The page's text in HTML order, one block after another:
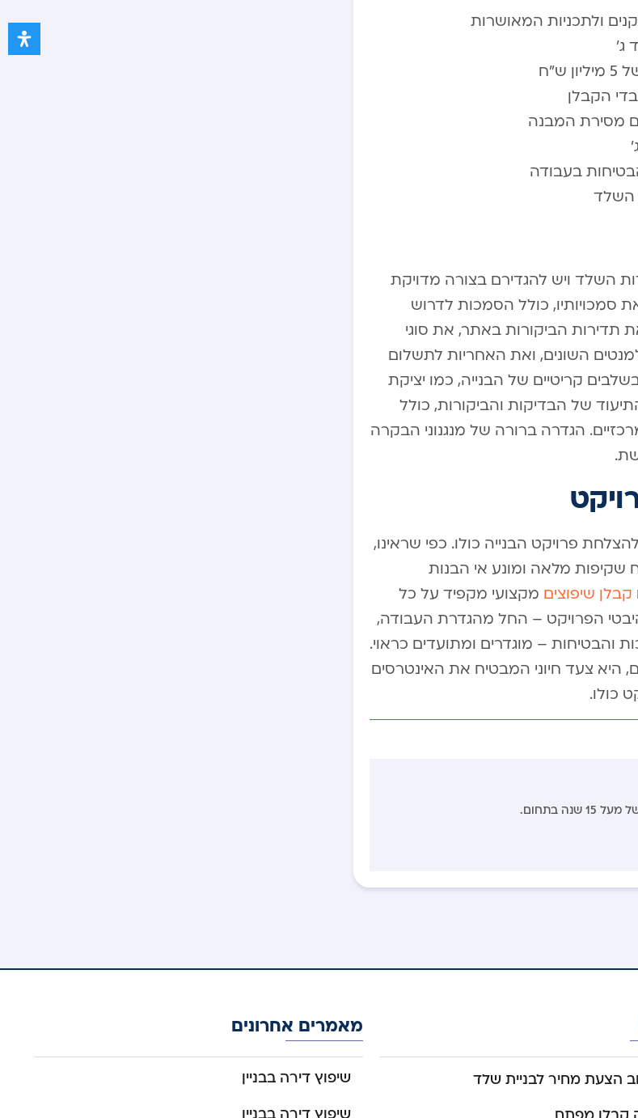
ולתכניות המאושרות
ג’
הקבלן
בעבודה
השלד
השלד ויש להגדירם בצורה מדויקת
כולל הסמכות לדרוש
תדירות הביקורות באתר, את סוגי
השונים, ואת האחריות לתשלום
קריטיים של הבנייה, כמו יציקת
של הבדיקות והביקורות, כולל
הגדרה ברורה של מנגנוני הבקרה
פרויקט הבנייה כולו. כפי שראינו,
מלאה ומונע אי הבנות
קבלן שיפוצים מקצועי מקפיד על כל
הפרויקט – החל מהגדרת העבודה,
והבטיחות – מוגדרים ומתועדים כראוי.
היא צעד חיוני המבטיח את האינטרסים
כולו.
בתחום.
הצעת מחיר לבניית שלד
מאמרים אחרונים
שיפוץ דירה בבניין
שיפוץ דירה בבניין